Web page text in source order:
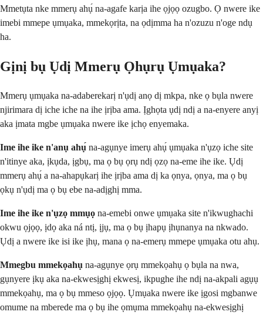
Mmetụta nke mmerụ ahụ́ na-agafe karịa ihe ọjọọ ozugbo. Ọ nwere ike
imebi mmepe ụmụaka, mmekọrịta, na ọdịmma ha n'ozuzu n'oge ndụ
ha.
Gịnị bụ Ụdị Mmerụ Ọhụrụ Ụmụaka?
Mmerụ ụmụaka na-adaberekarị n'ụdị anọ dị mkpa, nke ọ bụla nwere
njirimara dị iche iche na ihe ịrịba ama. Ịghọta ụdị ndị a na-enyere anyị
aka ịmata mgbe ụmụaka nwere ike ịchọ enyemaka.
Ime ihe ike n'anụ ahụ́ na-agụnye imerụ ahụ́ ụmụaka n'ụzọ iche site
n'itinye aka, ịkụda, ịgbụ, ma ọ bụ ọrụ ndị ọzọ na-eme ihe ike. Ụdị
mmerụ ahụ́ a na-ahapụkarị ihe ịrịba ama dị ka ọnya, ọnya, ma ọ bụ
ọkụ n'ụdị ma ọ bụ ebe na-adịghị mma.
Ime ihe ike n'ụzọ mmụọ na-emebi onwe ụmụaka site n'ikwughachi
okwu ọjọọ, ịdọ aka ná ntị, ịjụ, ma ọ bụ ịhapụ ịhụnanya na nkwado.
Ụdị a nwere ike isi ike ịhụ, mana ọ na-emerụ mmepe ụmụaka otu ahụ.
Mmegbu mmekọahụ na-agụnye ọrụ mmekọahụ ọ bụla na nwa,
gụnyere ịkụ aka na-ekwesịghị ekwesị, ikpughe ihe ndị na-akpali agụụ
mmekọahụ, ma ọ bụ mmeso ọjọọ. Ụmụaka nwere ike ịgosi mgbanwe
omume na mberede ma ọ bụ ihe ọmụma mmekọahụ na-ekwesịghị